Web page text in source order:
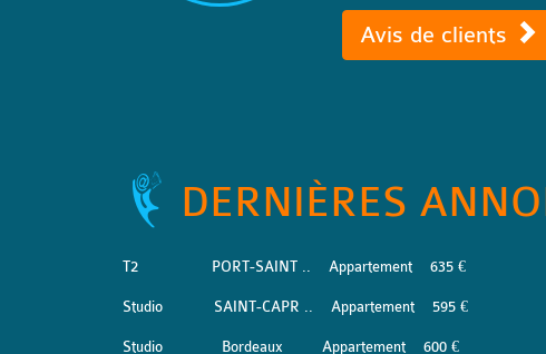
Avis de clients
DERNIÈRES
T2 PORT-SAINT .. Appartement 635 €
Studio SAINT-CAPR .. Appartement 595 €
Studio Bordeaux Appartement 600 €